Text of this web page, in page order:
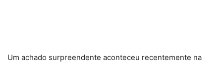
Um achado surpreendente aconteceu recentemente na